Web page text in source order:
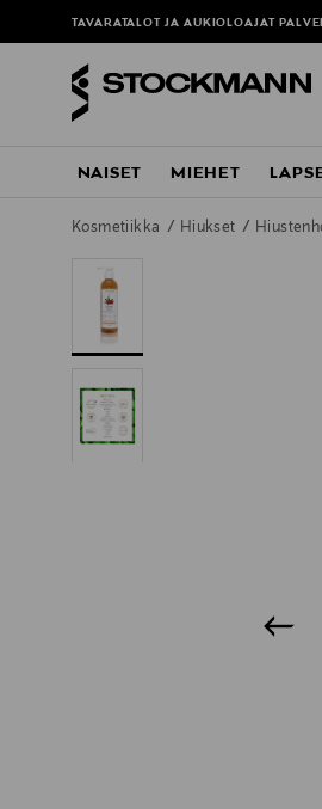
TAVARATALOT JA AUKIOLOAJAT
NAISET MIEHET
Kosmetiikka Hiukset